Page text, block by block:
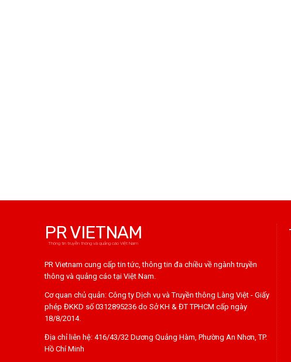
PR VIETNAM
Thông tin truyền thông và quảng cáo Việt Nam
PR Vietnam cung cấp tin tức, thông tin đa chiều về ngành truyền
thông và quảng cáo tại Việt Nam.
Cơ quan chủ quản: Công ty Dịch vụ và Truyền thông Làng Việt - Giấy
phép ĐKKD số 0312895236 do Sở KH & ĐT TPHCM cấp ngày
18/8/2014.
Địa chỉ liên hệ: 416/43/32 Dương Quảng Hàm, Phường An Nhơn, TP.
Hồ Chí Minh